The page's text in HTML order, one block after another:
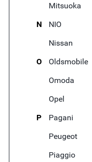
Mitsuoka
N
NIO
Nissan
O
Oldsmobile
Omoda
Opel
P
Pagani
Peugeot
Piaggio